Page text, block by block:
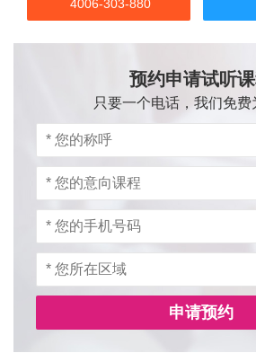
4006-303-880
预约申请试听
只要一个电话，我们免费
申请预约